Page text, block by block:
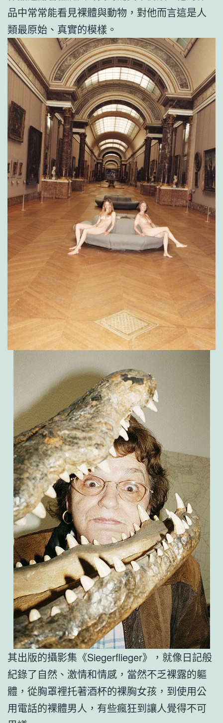
品中常常能看見裸體與動物，對他而言這是人
類最原始、真實的模樣。
其出版的攝影集《Siegerflieger》，就像日記般
紀錄了自然、激情和情感，當然不乏裸露的軀
體，從胸罩裡托著酒杯的裸胸女孩，到使用公
用電話的裸體男人，有些瘋狂到讓人覺得不可